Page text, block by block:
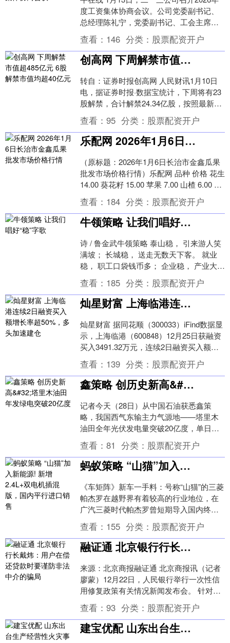
度工资集体协商会议。公司党委副书记、
总经理陈礼宁，党委副书记、工会主席董
有强分别作为行政方、职工方首席代表出
席会议。....
查看： 146 分类： 股票配资开户
创高网 下周解禁市值超485亿元 6股解禁市值均超40亿元
转自：证券时报创高网 人民财讯1月10日
电，据证券时报·数据宝统计，下周将有23
股解禁，合计解禁24.34亿股，按照最新收
盘价计算，合计解禁市值485.56亿元....
查看： 95 分类： 股票配资开户
乐配网 2026年1月6日长治市金鑫瓜果批发市场价格行情
（原标题：2026年1月6日长治市金鑫瓜果
批发市场价格行情）乐配网 品种 价格 花生
14.00 葵花籽 15.00 苹果 7.00 山楂 6.00 葡
萄 8.....
查看： 184 分类： 股票配资开户
牛领策略 让我们唱好“稳”字歌
诗 / 鲁金武牛领策略 泰山稳， 引来游人笑
满坡； 长城稳， 送走无数天下客。 就业
稳， 职工口袋钱币多； 企业稳， 产业大军
献硕果。 稳中求好像首歌， 我们唱....
查看： 185 分类： 股票配资开户
灿星财富 上海临港连续2日融资买入额增长率超50%，多头加速建仓
灿星财富 据同花顺（300033）iFind数据显
示，上海临港（600848）12月25日获融资
买入3491.32万元，连续2日融资买入额增
长率超50%，当前融....
查看： 139 分类： 股票配资开户
鑫策略 创历史新高&#32;塔里木油田年发绿电突破20亿度
记者今天（28日）从中国石油获悉鑫策
略，我国西气东输主力气源地——塔里木
油田全年光伏发电量突破20亿度，单日最
高发电量超1000万度，创年发电量、日发
电量历史新....
查看： 81 分类： 股票配资开户
蚂蚁策略 “山猫”加入新能源! 新增2.4L+双电机插混版，国内平行进口销售
《车矩阵》新车一手料：号称“山猫”的三菱
帕杰罗在越野界有着较高的行业地位，在
广汽三菱时代帕杰罗曾短期导入国内终端
店销售，这个承载着一代越野迷情怀经典
车型在硬派越....
查看： 155 分类： 股票配资开户
融证通 北京银行行长戴炜：用户在偿还贷款时要谨防非法中介的骗局
来源：北京商报融证通 北京商报讯（记者
廖蒙）12月22日，人民银行举行一次性信
用修复政策有关情况新闻发布会。 针对客
户在向银行还款时有哪些需要注意的事项
这一问....
查看： 93 分类： 股票配资开户
建宝优配 山东出台生产经营性火灾事故调查处理办法